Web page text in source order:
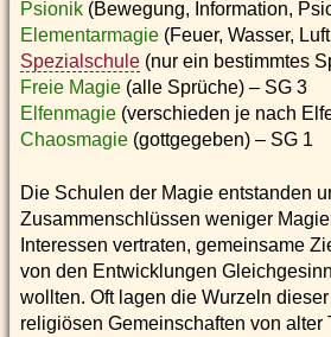
Psionik (Bewegung, Information,
Elementarmagie (Feuer, Wasser,
Spezialschule (nur ein bestimmtes
Freie Magie (alle Sprüche) – SG 3
Elfenmagie (verschieden je nach
Chaosmagie (gottgegeben) – SG 1
Die Schulen der Magie entstanden
Zusammenschlüssen weniger
Interessen vertraten, gemeinsame
von den Entwicklungen
wollten. Oft lagen die Wurzeln
religiösen Gemeinschaften von alter